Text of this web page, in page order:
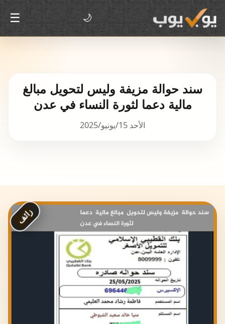
🌙
☰
سند حوالة مزيفة وليس لتحويل مبالغ
مالية دعما لثورة النساء في عدن
الأحد 15/يونيو/2025
زائف